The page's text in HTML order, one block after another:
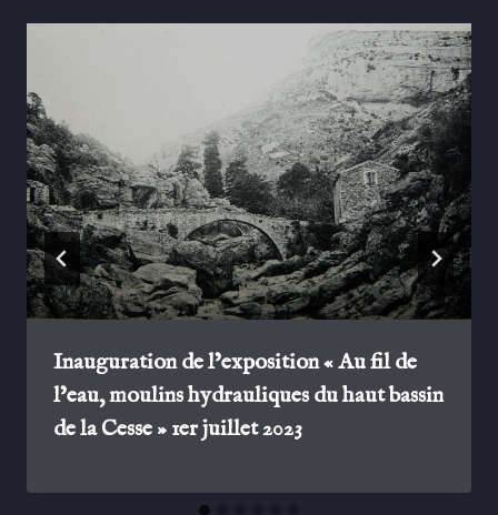
Inauguration de l’exposition « Au fil de
l’eau, moulins hydrauliques du haut bassin
de la Cesse » 1er juillet 2023